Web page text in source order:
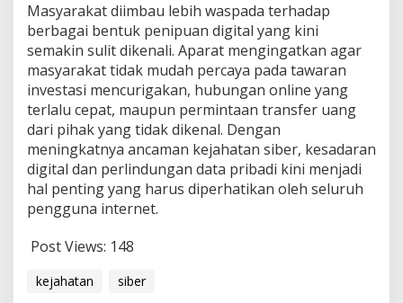
Masyarakat diimbau lebih waspada terhadap
berbagai bentuk penipuan digital yang kini
semakin sulit dikenali. Aparat mengingatkan agar
masyarakat tidak mudah percaya pada tawaran
investasi mencurigakan, hubungan online yang
terlalu cepat, maupun permintaan transfer uang
dari pihak yang tidak dikenal. Dengan
meningkatnya ancaman kejahatan siber, kesadaran
digital dan perlindungan data pribadi kini menjadi
hal penting yang harus diperhatikan oleh seluruh
pengguna internet.
Post Views: 148
kejahatan siber